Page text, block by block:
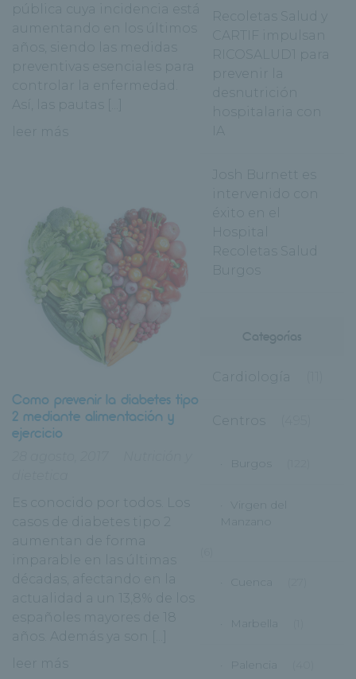
pública cuya incidencia está
aumentando en los últimos
años, siendo las medidas
preventivas esenciales para
controlar la enfermedad.
Así, las pautas [...]
leer más
Como prevenir la diabetes tipo
2 mediante alimentación y
ejercicio
Es conocido por todos. Los
casos de diabetes tipo 2
aumentan de forma
imparable en las últimas
décadas, afectando en la
actualidad a un 13,8% de los
españoles mayores de 18
años. Además ya son [...]
leer más
Recoletas Salud y
CARTIF impulsan
RICOSALUD1 para
prevenir la
desnutrición
hospitalaria con
IA
Josh Burnett es
intervenido con
éxito en el
Hospital
Recoletas Salud
Burgos
Cardiología
Centros
Burgos
Virgen del
Marbella